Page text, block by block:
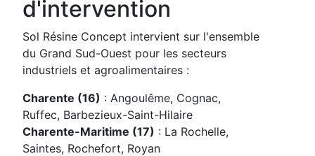
d'intervention
Sol Résine Concept intervient sur l'ensemble
du Grand Sud-Ouest pour les secteurs
industriels et agroalimentaires :
Charente (16) : Angoulême, Cognac,
Ruffec, Barbezieux-Saint-Hilaire
Charente-Maritime (17) : La Rochelle,
Saintes, Rochefort, Royan